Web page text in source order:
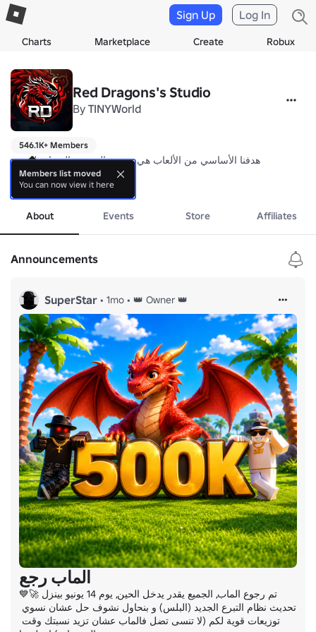
Charts Marketplace Create Robux
Sign Up Log In
Red Dragons's Studio
By TINYWorld
546.1K+ Members
هدفنا الأساسي من الألعاب هي تحقيق المتعة و السعادة للجميع
Owned by: TypeLuau
more
About Events Store Affiliates
Announcements
SuperStar • 1mo • 👑 Owner 👑
الماب رجع
💙🚀تم رجوع الماب, الجميع يقدر يدخل الحين, يوم 14 يونيو بينزل
Members list moved
You can now view it here